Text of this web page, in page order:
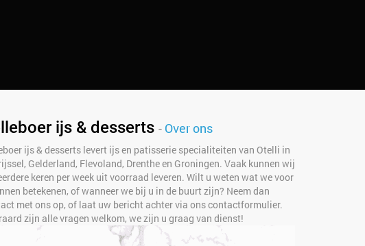
ijs & desserts - Over ons
ijs & desserts levert ijs en patisserie specialiteiten van Otelli in
Gelderland, Flevoland, Drenthe en Groningen. Vaak kunnen wij
keren per week uit voorraad leveren. Wilt u weten wat we voor
betekenen, of wanneer we bij u in de buurt zijn? Neem dan
met ons op, of laat uw bericht achter via ons contactformulier.
zijn alle vragen welkom, we zijn u graag van dienst!